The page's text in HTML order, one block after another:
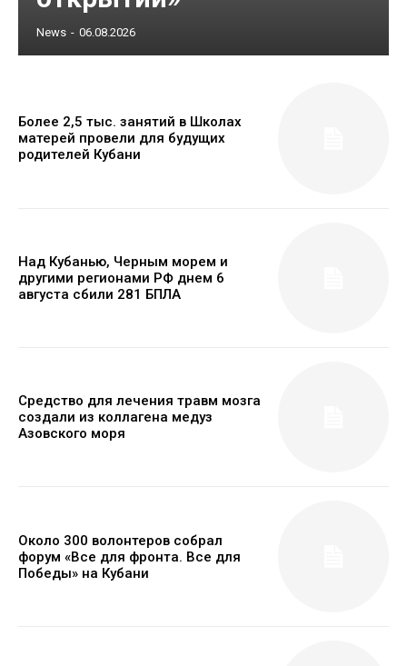
News - 06.08.2026
Более 2,5 тыс. занятий в Школах
матерей провели для будущих
родителей Кубани
Над Кубанью, Черным морем и
другими регионами РФ днем 6
августа сбили 281 БПЛА
Средство для лечения травм мозга
создали из коллагена медуз
Азовского моря
Около 300 волонтеров собрал
форум «Все для фронта. Все для
Победы» на Кубани